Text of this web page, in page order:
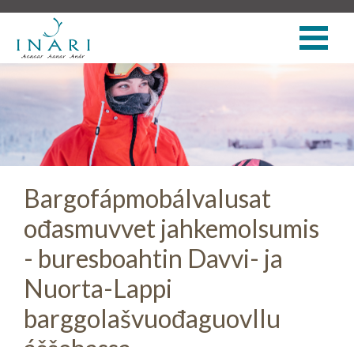
Bargofápmobálvalusat
ođasmuvvet jahkemolsumis
- buresboahtin Davvi- ja
Nuorta-Lappi
barggolašvuođaguovllu